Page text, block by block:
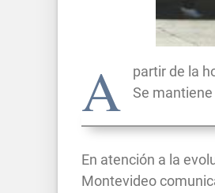
A
partir de la
Se
En atención a la
Montevideo